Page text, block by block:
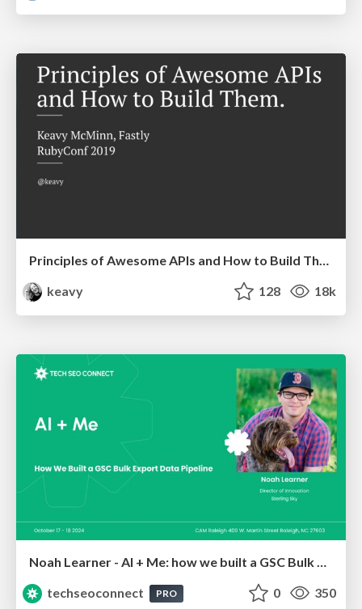
Principles of Awesome APIs and How to Build Them.
keavy
128 18k
Noah Learner - AI + Me: how we built a GSC Bulk Export data pipeline
techseoconnect
PRO 0 350